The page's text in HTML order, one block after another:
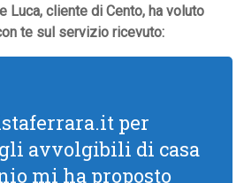
Luca, cliente di Cento, ha voluto
te sul servizio ricevuto:
per
avvolgibili di casa
mi ha proposto